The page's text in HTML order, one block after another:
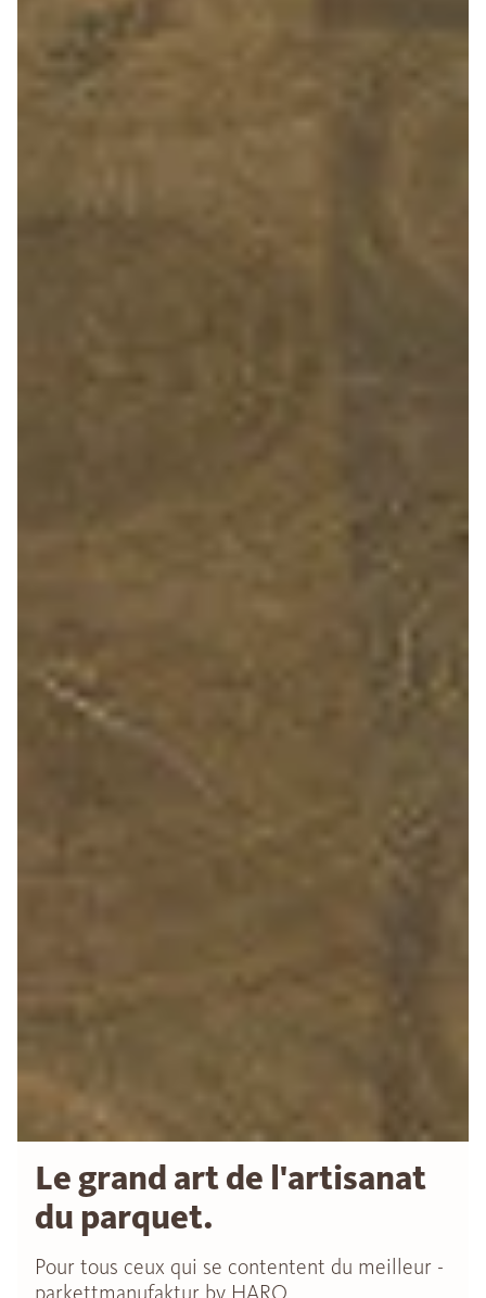
Le grand art de l'artisanat
du parquet.
Pour tous ceux qui se contentent du meilleur -